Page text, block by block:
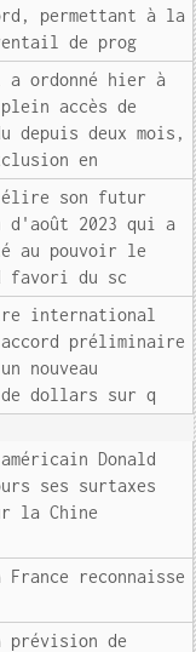
permettant à la
de prog
a ordonné hier à
accès de
depuis deux mois,
en
élire son futur
d'août 2023 qui a
au pouvoir le
favori du sc
international
préliminaire
nouveau
de dollars sur q
Donald
ses surtaxes
la Chine
France reconnaisse
prévision de